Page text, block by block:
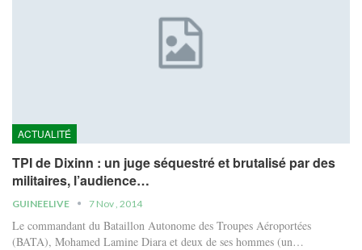
ACTUALITÉ
TPI de Dixinn : un juge séquestré et brutalisé par des
militaires, l’audience…
GUINEELIVE 7 Nov , 2014
Le commandant du Bataillon Autonome des Troupes Aéroportées
(BATA), Mohamed Lamine Diara et deux de ses hommes (un…